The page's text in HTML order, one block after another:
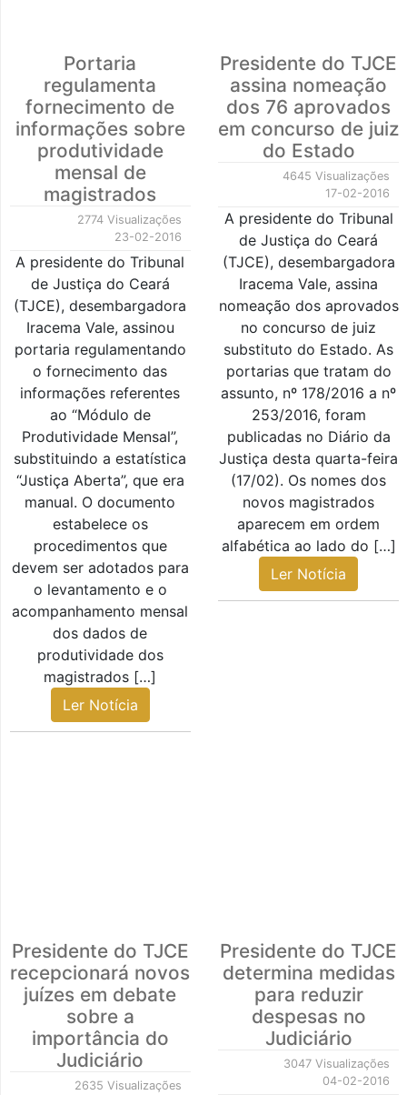
Portaria
regulamenta
fornecimento de
informações sobre
produtividade
mensal de
magistrados
2774 Visualizações
23-02-2016
A presidente do Tribunal
de Justiça do Ceará
(TJCE), desembargadora
Iracema Vale, assinou
portaria regulamentando
o fornecimento das
informações referentes
ao “Módulo de
Produtividade Mensal”,
substituindo a estatística
“Justiça Aberta”, que era
manual. O documento
estabelece os
procedimentos que
devem ser adotados para
o levantamento e o
acompanhamento mensal
dos dados de
produtividade dos
magistrados […]
Ler Notícia
Presidente do TJCE
assina nomeação
dos 76 aprovados
em concurso de juiz
do Estado
4645 Visualizações
17-02-2016
A presidente do Tribunal
de Justiça do Ceará
(TJCE), desembargadora
Iracema Vale, assina
nomeação dos aprovados
no concurso de juiz
substituto do Estado. As
portarias que tratam do
assunto, nº 178/2016 a nº
253/2016, foram
publicadas no Diário da
Justiça desta quarta-feira
(17/02). Os nomes dos
novos magistrados
aparecem em ordem
alfabética ao lado do […]
Ler Notícia
Presidente do TJCE
recepcionará novos
juízes em debate
sobre a
importância do
Judiciário
2635 Visualizações
Presidente do TJCE
determina medidas
para reduzir
despesas no
Judiciário
3047 Visualizações
04-02-2016